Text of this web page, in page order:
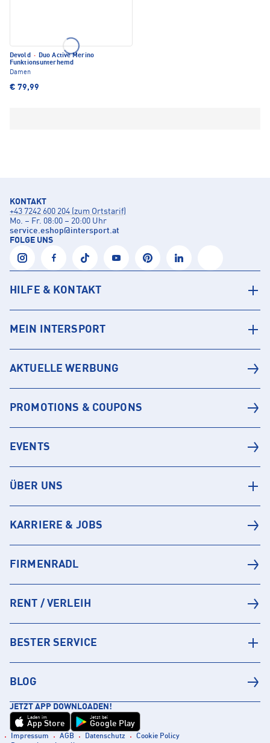
Devold · Duo Active Merino
Funktionsunterhemd
Damen
€ 79,99
KONTAKT
+43 7242 600 204 (zum Ortstarif)
Mo. – Fr. 08:00 – 20:00 Uhr
service.eshop@intersport.at
FOLGE UNS
HILFE & KONTAKT
MEIN INTERSPORT
AKTUELLE WERBUNG
PROMOTIONS & COUPONS
EVENTS
ÜBER UNS
KARRIERE & JOBS
FIRMENRADL
RENT / VERLEIH
BESTER SERVICE
BLOG
JETZT APP DOWNLOADEN!
Laden im
App Store
Jetzt bei
Google Play
Impressum AGB Datenschutz
Cookie Policy